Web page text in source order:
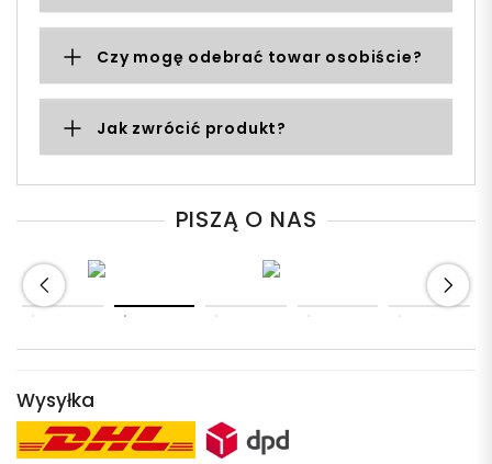
Czy mogę odebrać towar osobiście?
Jak zwrócić produkt?
PISZĄ O NAS
Wysyłka